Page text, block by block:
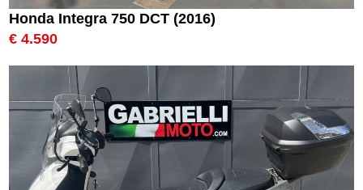
Honda Integra 750 DCT (2016)
€ 4.590